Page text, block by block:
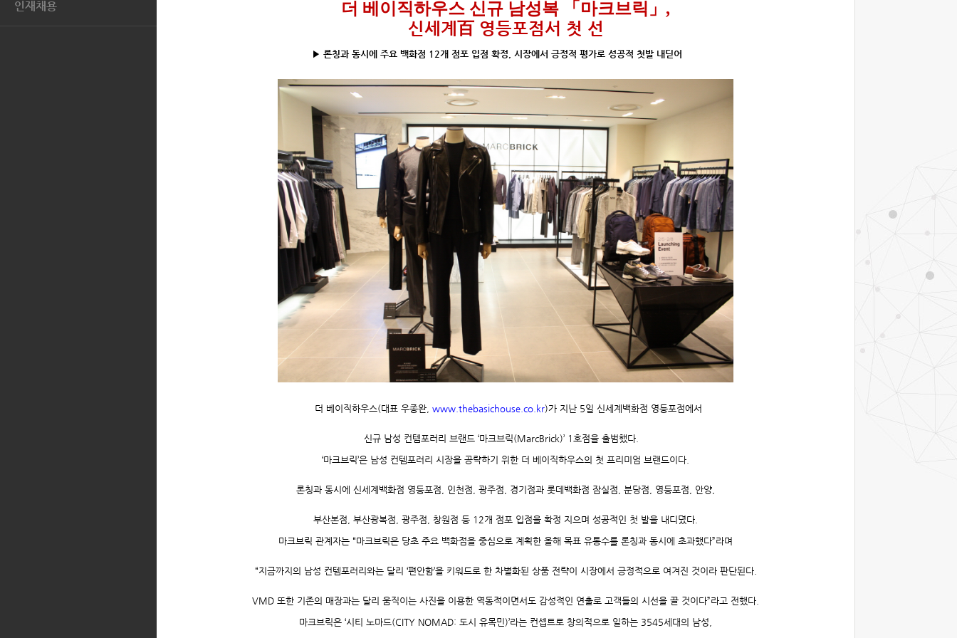
인재채용 더 베이직하우스 신규 남성복 「마크브릭」,
신세계百 영등포점서 첫 선
▶ 론칭과 동시에 주요 백화점 12개 점포 입점 확정 시장에서 긍정적 평가로 성공적 첫발 내딛어
더 베이직하우스(대표 우종완 www.thebasichouse.co.kr)가 지난 5일 신세계백화점 영등포점에서
신규 남성 컨템포러리 브랜드 ‘마크브릭(MarcBrick)’ 1 호점을 출범했다
‘마크브릭’은 남성 컨템포러리 시장을 공략하기 위한 더 베이직하우스의 첫 프리미엄 브랜드이다.
론칭과 동시에 신세계백화점 영등포점, 인천점, 광주점, 경기점과 롯데백화점 잠실점, 분당점, 영등포점, 안양,
부산본점, 부산광복점, 광주점, 창원점 등 12개 점포 입점을 확정 지으며 성공적인 첫 발을 내디뎠다.
마크브릭 관계자는 “마크브릭은 당초 주요 백화점을 중심으로 계획한 올해 목표 유통수를 론칭과 동시에 초과했다”라며
“지금까지의 남성 컨템포러리와는 달리 ‘편안함’을 키워드로 한 차별화된 상품 전략이 시장에서 긍정적으로 여겨진 것이라 판단된다.
VMD 또한 기존의 매장과는 달리 움직이는 사진을 이용한 역동적이면서도 감성적인 연출로 고객들의 시선을 끌 것이다”라고 전했다.
마크브릭은 ‘시티 노마드(CITY NOMAD: 도시 유목민)’라는 컨셉트로 창의적으로 일하는 3545세대의 남성